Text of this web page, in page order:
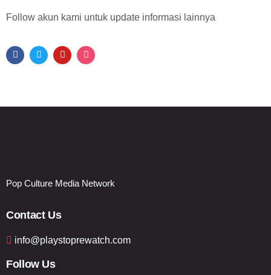
Follow akun kami untuk update informasi lainnya
Pop Culture Media Network
Contact Us
info@playstoprewatch.com
Follow Us